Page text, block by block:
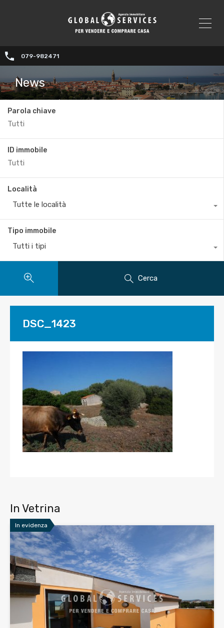
079-982471
News
Parola chiave
ID immobile
Località
Tutte le località
Tipo immobile
Tutti i tipi
Cerca
DSC_1423
In Vetrina
In evidenza